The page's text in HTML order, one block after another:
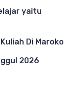
yaitu
Di Maroko
2026